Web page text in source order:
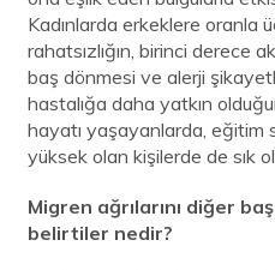
Kadınlarda erkeklere oranla
rahatsızlığın, birinci derece
baş dönmesi ve alerji
hastalığa daha yatkın
hayatı yaşayanlarda, eğitim
yüksek olan kişilerde de sık
Migren ağrılarını diğer
belirtiler nedir?